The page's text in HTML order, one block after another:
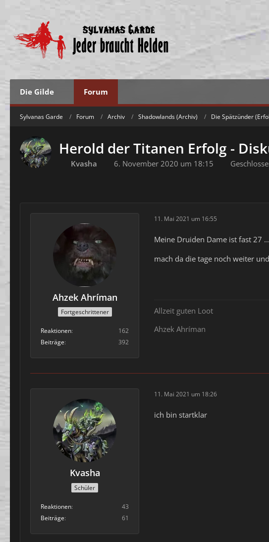
Die Gilde Forum
Sylvanas Garde Forum Archiv Shadowlands (Archiv) Die Spätzünder
Herold der Titanen Erfolg -
Kvasha 6. November 2020 um 18:15
Ahzek Ahríman
Fortgeschrittener
Reaktionen
162
Beiträge
392
11. Mai 2021 um 16:55
Meine Druiden Dame ist fast 27 ...
mach da die tage noch weiter
Allzeit guten Loot
Ahzek Ahríman
Kvasha
Schüler
Reaktionen
43
Beiträge
61
11. Mai 2021 um 18:26
ich bin startklar